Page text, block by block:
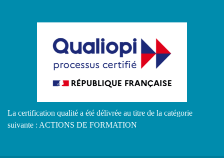
La certification qualité a été délivrée au titre de la catégorie
suivante : ACTIONS DE FORMATION